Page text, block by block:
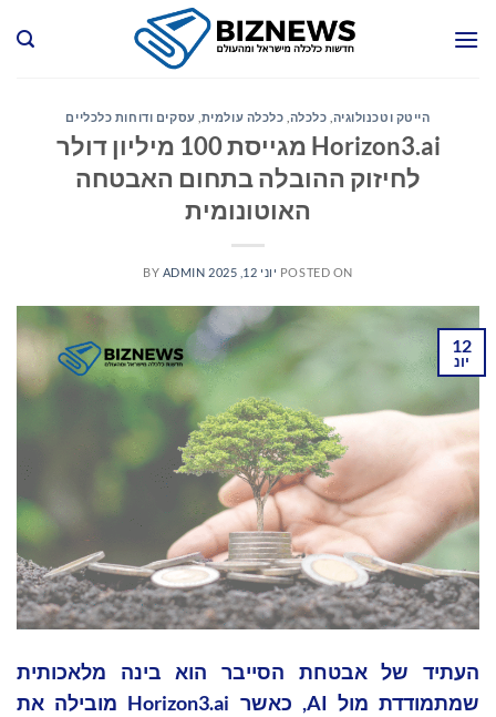
הייטק וטכנולוגיה כלכלה כלכלה עולמית עסקים ודוחות כלכליים
Horizon3.ai מגייסת 100 מיליון דולר
לחיזוק ההובלה בתחום האבטחה
האוטונומית
POSTED ON יוני 12, 2025 BY ADMIN
12
יונ
העתיד של אבטחת הסייבר הוא בינה מלאכותית
שמתמודדת מול AI, כאשר Horizon3.ai מובילה את